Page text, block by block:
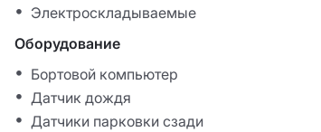
Электроскладываемые
Оборудование
Бортовой компьютер
Датчик дождя
Датчики парковки сзади